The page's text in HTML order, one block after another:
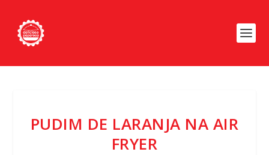
PUDIM DE LARANJA NA AIR
FRYER